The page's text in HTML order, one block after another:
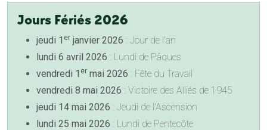
Jours Fériés 2026
jeudi 1 er janvier 2026 : Jour de l'an
lundi 6 avril 2026 : Lundi de Pâques
vendredi 1 er mai 2026 : Fête du Travail
vendredi 8 mai 2026 : Victoire des Alliés de 1945
jeudi 14 mai 2026 : Jeudi de l'Ascension
lundi 25 mai 2026 : Lundi de Pentecôte